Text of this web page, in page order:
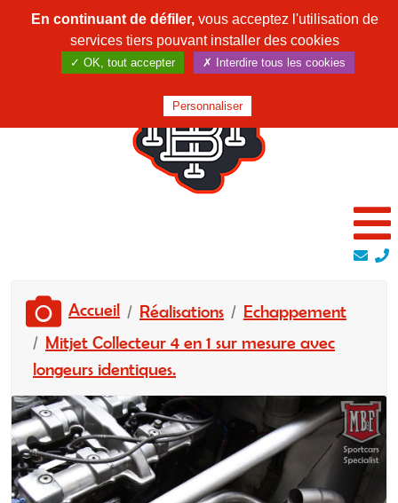
Accueil Réalisations
Echappement
Mitjet Collecteur 4 en 1 sur mesure avec
longeurs identiques.
En continuant de défiler,vous acceptez l'utilisation de
services tiers pouvant installer des cookies
✓ OK, tout accepter ✗ Interdire tous les cookies
Personnaliser